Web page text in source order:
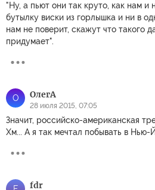
"Ну, а пьют они так круто, как нам и
бутылку виски из горлышка и ни в
нам не поверит, скажут что такого
придумает".
О ОлегА
28 июля 2015, 07:05
Значит, российско-американская
Хм... А я так мечтал побывать в Нью-
fdr